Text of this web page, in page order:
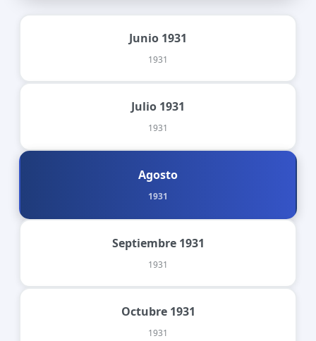
Junio 1931
1931
Julio 1931
1931
Agosto
1931
Septiembre 1931
1931
Octubre 1931
1931